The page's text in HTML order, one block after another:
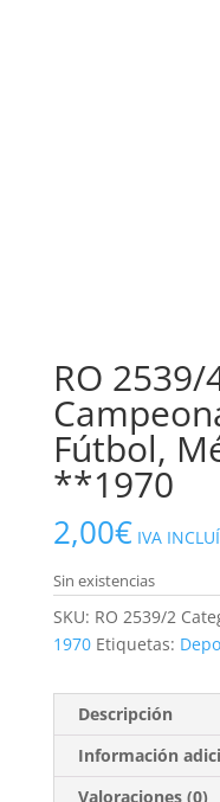
RO 2539/
Fútbol,
**1970
2,00€ IVA
Sin existencias
SKU: RO 2539/2
1970 Etiquetas:
Descripción
Información
Valoraciones (0)